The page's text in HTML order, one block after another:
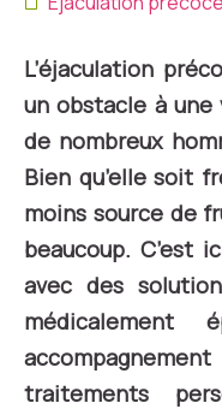
L’éjaculation
un obstacle à
de nombreux
Bien qu’elle soit
moins source de
beaucoup. C’est
avec des
médicalement
traitements